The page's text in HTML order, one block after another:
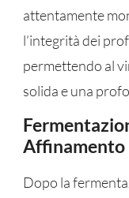
attentamente
l’integrità dei
permettendo al
solida e una
Affinamento
Dopo la